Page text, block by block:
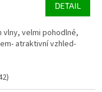
DETAIL
velmi pohodlné,
atraktivní vzhled-